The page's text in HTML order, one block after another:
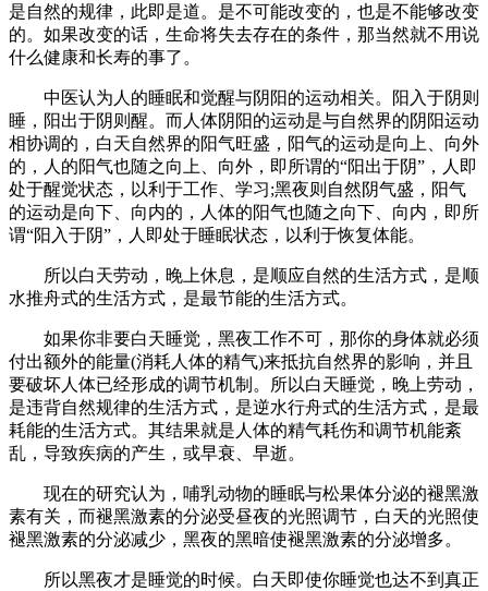
是自然的规律，此即是道。是不可能改变的，也是不能够改变
的。如果改变的话，生命将失去存在的条件，那当然就不用说
什么健康和长寿的事了。
中医认为人的睡眠和觉醒与阴阳的运动相关。阳入于阴则
睡，阳出于阴则醒。而人体阴阳的运动是与自然界的阴阳运动
相协调的，白天自然界的阳气旺盛，阳气的运动是向上、向外
的，人的阳气也随之向上、向外，即所谓的“阳出于阴”，人即
处于醒觉状态，以利于工作、学习;黑夜则自然阴气盛，阳气
的运动是向下、向内的，人体的阳气也随之向下、向内，即所
谓“阳入于阴”，人即处于睡眠状态，以利于恢复体能。
所以白天劳动，晚上休息，是顺应自然的生活方式，是顺
水推舟式的生活方式，是最节能的生活方式。
如果你非要白天睡觉，黑夜工作不可，那你的身体就必须
付出额外的能量(消耗人体的精气)来抵抗自然界的影响，并且
要破坏人体已经形成的调节机制。所以白天睡觉，晚上劳动，
是违背自然规律的生活方式，是逆水行舟式的生活方式，是最
耗能的生活方式。其结果就是人体的精气耗伤和调节机能紊
乱，导致疾病的产生，或早衰、早逝。
现在的研究认为，哺乳动物的睡眠与松果体分泌的褪黑激
素有关，而褪黑激素的分泌受昼夜的光照调节，白天的光照使
褪黑激素的分泌减少，黑夜的黑暗使褪黑激素的分泌增多。
所以黑夜才是睡觉的时候。白天即使你睡觉也达不到真正